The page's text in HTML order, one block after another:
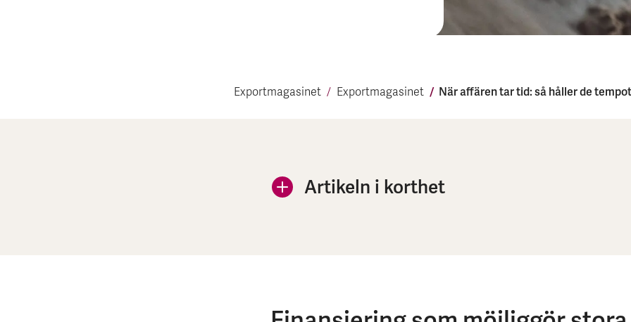
Exportmagasinet Export­magasinet När affären tar tid: så håller de
Artikeln i korthet